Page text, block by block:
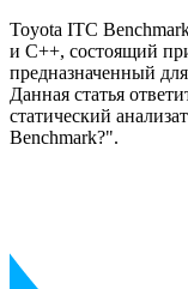
Toyota ITC
и C++, состоящий
предназначенный
Данная статья
статический
Benchmark?".